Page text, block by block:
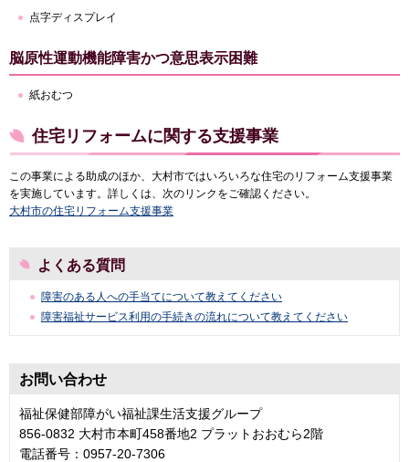
点字ディスプレイ
脳原性運動機能障害かつ意思表示困難
紙おむつ
住宅リフォームに関する支援事業
この事業による助成のほか、大村市ではいろいろな住宅のリフォーム支援事業
を実施しています。詳しくは、次のリンクをご確認ください。
大村市の住宅リフォーム支援事業
よくある質問
障害のある人への手当てについて教えてください
障害福祉サービス利用の手続きの流れについて教えてください
お問い合わせ
福祉保健部障がい福祉課生活支援グループ
856-0832 大村市本町458番地2 プラットおおむら2階
電話番号：0957-20-7306